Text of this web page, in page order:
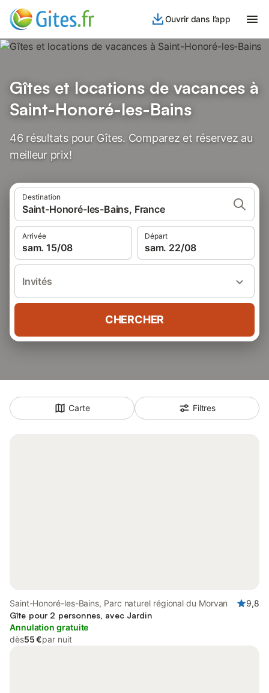
Ouvrir dans l’app
Gîtes et locations de vacances à
Saint-Honoré-les-Bains
46 résultats pour Gîtes. Comparez et réservez au
meilleur prix!
Destination
Saint-Honoré-les-Bains, France
Arrivée
sam. 15/08
Départ
sam. 22/08
Invités
CHERCHER
Carte Filtres
Saint-Honoré-les-Bains, Parc naturel régional du Morvan
9,8
Gîte pour 2 personnes, avec Jardin
Annulation gratuite
dès55 €par nuit